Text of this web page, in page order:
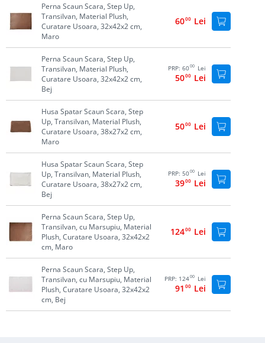
Perna Scaun Scara, Step Up,
Transilvan, Material Plush,
Curatare Usoara, 32x42x2 cm,
Maro
6000 Lei
Perna Scaun Scara, Step Up,
Transilvan, Material Plush,
Curatare Usoara, 32x42x2 cm,
Bej
PRP: 6000 Lei
5000 Lei
Husa Spatar Scaun Scara, Step
Up, Transilvan, Material Plush,
Curatare Usoara, 38x27x2 cm,
Maro
5000 Lei
Husa Spatar Scaun Scara, Step
Up, Transilvan, Material Plush,
Curatare Usoara, 38x27x2 cm,
Bej
PRP: 5000 Lei
3900 Lei
Perna Scaun Scara, Step Up,
Transilvan, cu Marsupiu, Material
Plush, Curatare Usoara, 32x42x2
cm, Maro
12400 Lei
Perna Scaun Scara, Step Up,
Transilvan, cu Marsupiu, Material
Plush, Curatare Usoara, 32x42x2
cm, Bej
PRP: 12400 Lei
91 00 Lei